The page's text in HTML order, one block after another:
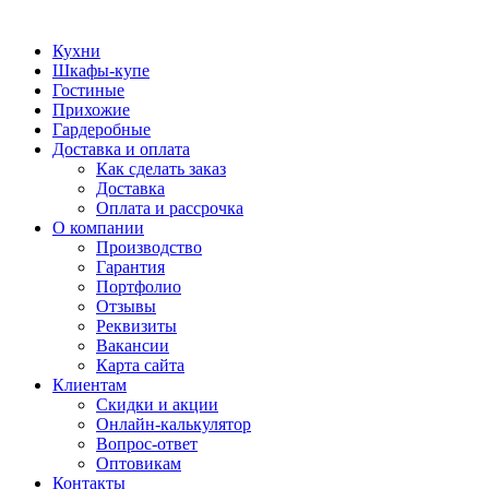
Кухни
Шкафы-купе
Гостиные
Прихожие
Гардеробные
Доставка и оплата
Как сделать заказ
Доставка
Оплата и рассрочка
О компании
Производство
Гарантия
Портфолио
Отзывы
Реквизиты
Вакансии
Карта сайта
Клиентам
Скидки и акции
Онлайн-калькулятор
Вопрос-ответ
Оптовикам
Контакты